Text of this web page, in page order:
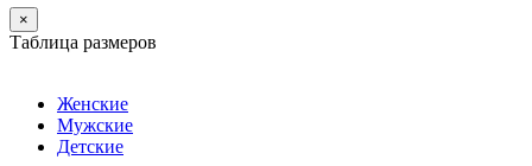
×
Таблица размеров
Женские
Мужские
Детские